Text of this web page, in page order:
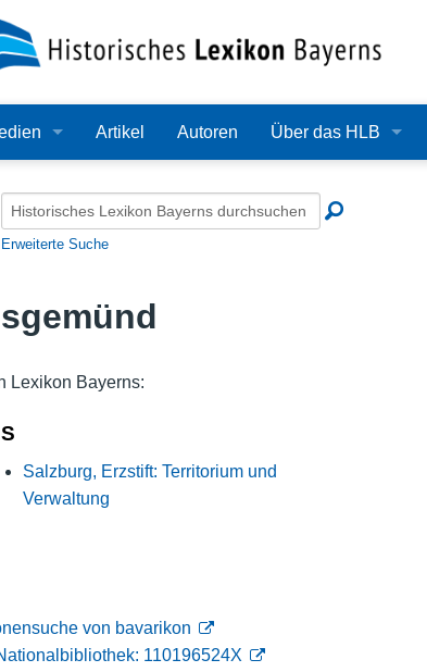
Dateien
Artikel Autoren Über das HLB
Redaktion
Häufige Fragen
Erweiterte Suche
Lexikon Bayerns:
S
Salzburg, Erzstift: Territorium und
Verwaltung
von bavarikon
110196524X